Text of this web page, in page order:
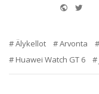
Website
Älykellot Arvonta
Huawei Watch GT 6